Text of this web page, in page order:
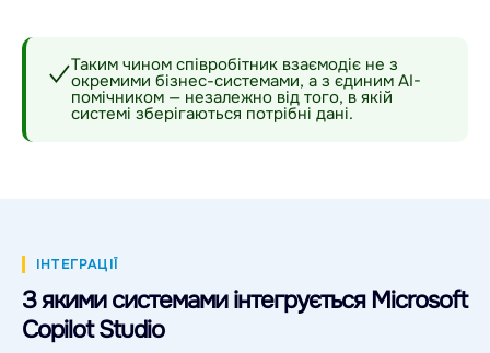
✓Таким чином співробітник взаємодіє не з
окремими бізнес-системами, а з єдиним AI-
помічником — незалежно від того, в якій
системі зберігаються потрібні дані.
ІНТЕГРАЦІЇ
З якими системами інтегрується Microsoft
Copilot Studio